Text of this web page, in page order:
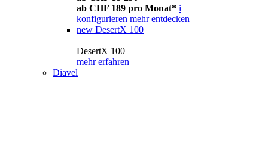
ab CHF 189 pro Monat* i
konfigurieren mehr entdecken
new DesertX 100
DesertX 100
mehr erfahren
Diavel